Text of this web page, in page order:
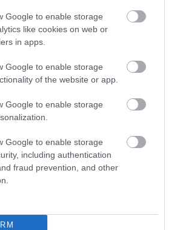
Google to enable storage
like cookies on web or
in apps.
Google to enable storage
of the website or app.
Google to enable storage
Google to enable storage
including authentication
fraud prevention, and other
4 0
3 0
1 0